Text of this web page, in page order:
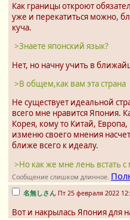
Как границы откроют
уже и перекатиться можно,
куча.
>Знаете японский язык?
Нет, но начну учить в
>В общем,как вам эта страна
Не существует идеальной
всего мне нравится Япония.
Корея, кому то Китай,
изменю своего мнения
ближе всего к идеалу.
>Но как же мне лень встать с
Сообщение слишком длинное.
名無しさん Пт 25 февраля 2022
Вот и накрылась Япония для